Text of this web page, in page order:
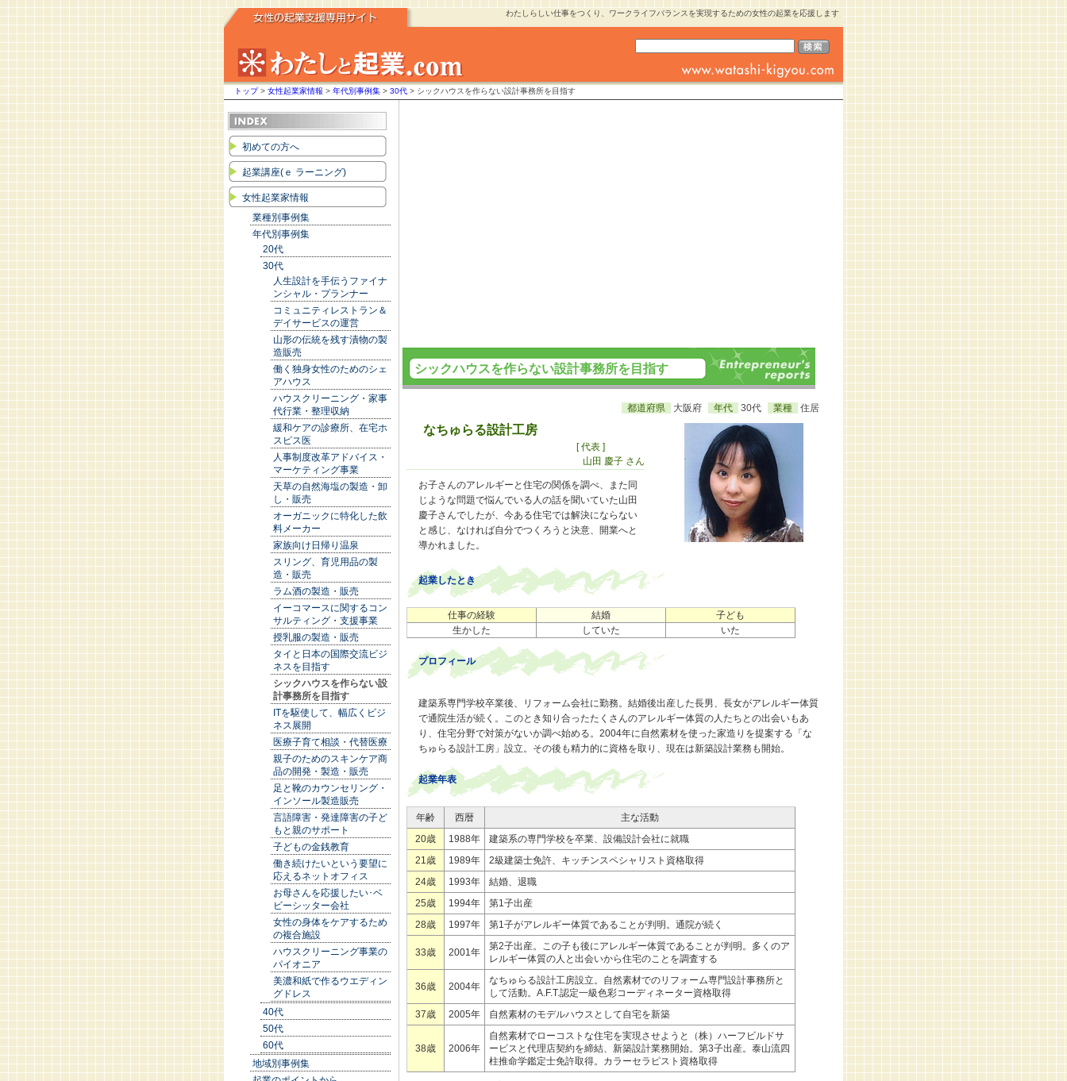
わたしらしい仕事をつくり、ワークライフバランスを実現するための女性の起業を応援します
トップ> 女性起業家情報 > 年代別事例集 > 30代 > シックハウスを作らない設計事務所を目指す
シックハウスを作らない設計事務所を目指す
都道府県 大阪府 年代 30代 業種 住居
なちゅらる設計工房
[ 代表 ]
山田 慶子 さん
お子さんのアレルギーと住宅の関係を調べ、また同
じような問題で悩んでいる人の話を聞いていた山田
慶子さんでしたが、今ある住宅では解決にならない
と感じ、なければ自分でつくろうと決意、開業へと
導かれました。
起業したとき
仕事の経験 結婚
子ども
生かした
していた いた
プロフィール
建築系専門学校卒業後、リフォーム会社に勤務。結婚後出産した長男、長女がアレルギー体質
で通院生活が続く。このとき知り合ったたくさんのアレルギー体質の人たちとの出会いもあ
り、住宅分野で対策がないか調べ始める。2004年に自然素材を使った家造りを提案する「な
ちゅらる設計工房」設立。その後も精力的に資格を取り、現在は新築設計業務も開始。
起業年表
年齢 西暦
主な活動
20歳
1988年
建築系の専門学校を卒業、設備設計会社に就職
21歳
1989年
2級建築士免許、キッチンスペシャリスト資格取得
24歳
1993年
結婚、退職
25歳
1994年
第1子出産
28歳
1997年 第1子がアレルギー体質であることが判明。通院が続く
33歳 2001年
第2子出産。この子も後にアレルギー体質であることが判明。多くのア
レルギー体質の人と出会いから住宅のことを調査する
36歳 2004年
なちゅらる設計工房設立。自然素材でのリフォーム専門設計事務所と
して活動。A.F.T.認定一級色彩コーディネーター資格取得
37歳
2005年 自然素材のモデルハウスとして自宅を新築
38歳 2006年
自然素材でローコストな住宅を実現させようと（株）ハーフビルドサ
ービスと代理店契約を締結、新築設計業務開始。第3子出産。泰山流四
柱推命学鑑定士免許取得。カラーセラピスト資格取得
初めての方へ
起業講座(ｅ ラーニング)
女性起業家情報
業種別事例集
年代別事例集
20代
30代
人生設計を手伝うファイナ
ンシャル・プランナー
コミュニティレストラン＆
デイサービスの運営
山形の伝統を残す漬物の製
造販売
働く独身女性のためのシェ
アハウス
ハウスクリーニング・家事
代行業・整理収納
緩和ケアの診療所、在宅ホ
スピス医
人事制度改革アドバイス・
マーケティング事業
天草の自然海塩の製造・卸
し・販売
オーガニックに特化した飲
料メーカー
家族向け日帰り温泉
スリング、育児用品の製
造・販売
ラム酒の製造・販売
イーコマースに関するコン
サルティング・支援事業
授乳服の製造・販売
タイと日本の国際交流ビジ
ネスを目指す
シックハウスを作らない設
計事務所を目指す
ITを駆使して、幅広くビジ
ネス展開
医療子育て相談・代替医療
親子のためのスキンケア商
品の開発・製造・販売
足と靴のカウンセリング・
インソール製造販売
言語障害・発達障害の子ど
もと親のサポート
子どもの金銭教育
働き続けたいという要望に
応えるネットオフィス
お母さんを応援したい･ベ
ビーシッター会社
女性の身体をケアするため
の複合施設
ハウスクリーニング事業の
パイオニア
美濃和紙で作るウエディン
グドレス
40代
50代
60代
地域別事例集